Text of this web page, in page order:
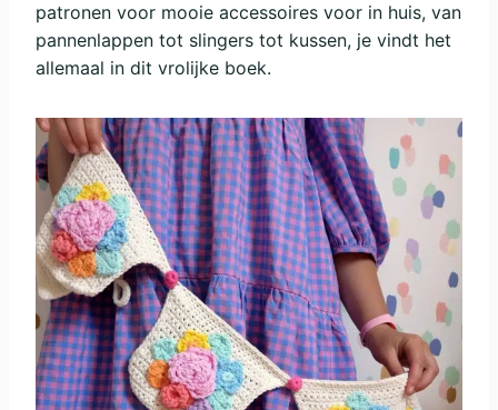
patronen voor mooie accessoires voor in huis, van
pannenlappen tot slingers tot kussen, je vindt het
allemaal in dit vrolijke boek.